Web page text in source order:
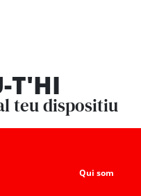
T'HI
teu dispositiu
Qui som